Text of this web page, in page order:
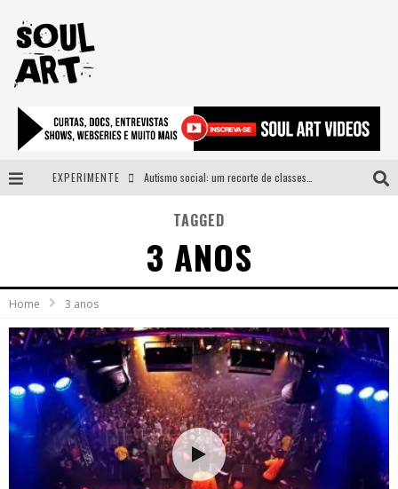
EXPERIMENTE
A subida da rampa é diferente!
Faça o bem! Mas, sem olhar a quem!?
Novo single de Arnaldo Tifu, “De Testa” explora brasilidade em sons, cores e símbolos
TAGGED
3 ANOS
Home 3 anos